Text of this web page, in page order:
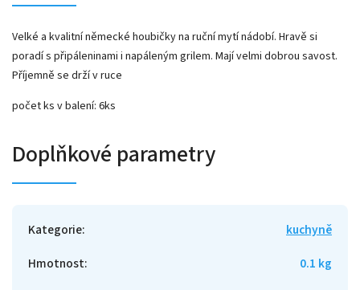
Velké a kvalitní německé houbičky na ruční mytí nádobí. Hravě si
poradí s připáleninami i napáleným grilem. Mají velmi dobrou savost.
Příjemně se drží v ruce
počet ks v balení: 6ks
Doplňkové parametry
Kategorie:
kuchyně
Hmotnost:
0.1 kg